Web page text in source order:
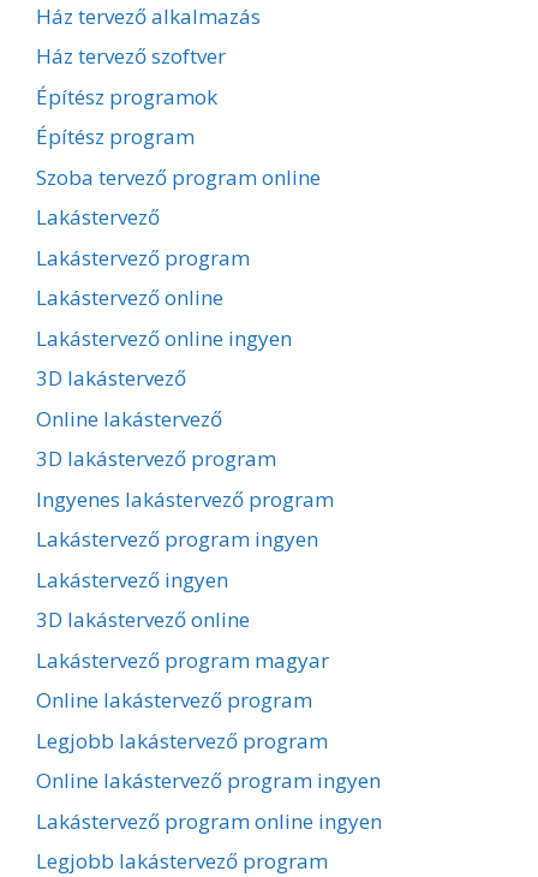
Ház tervező alkalmazás
Ház tervező szoftver
Építész programok
Építész program
Szoba tervező program online
Lakástervező
Lakástervező program
Lakástervező online
Lakástervező online ingyen
3D lakástervező
Online lakástervező
3D lakástervező program
Ingyenes lakástervező program
Lakástervező program ingyen
Lakástervező ingyen
3D lakástervező online
Lakástervező program magyar
Online lakástervező program
Legjobb lakástervező program
Online lakástervező program ingyen
Lakástervező program online ingyen
Legjobb lakástervező program